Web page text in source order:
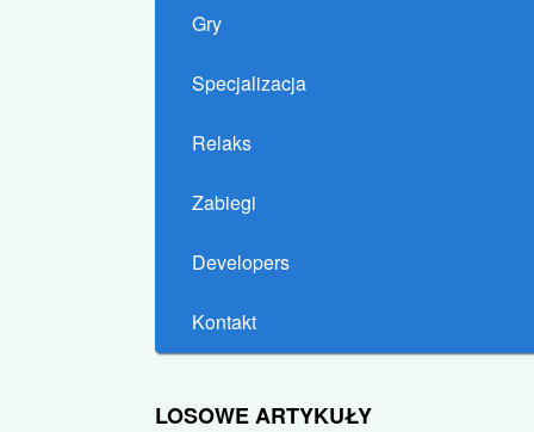
Gry
Specjalizacja
Relaks
Zabiegi
Developers
Kontakt
LOSOWE ARTYKUŁY